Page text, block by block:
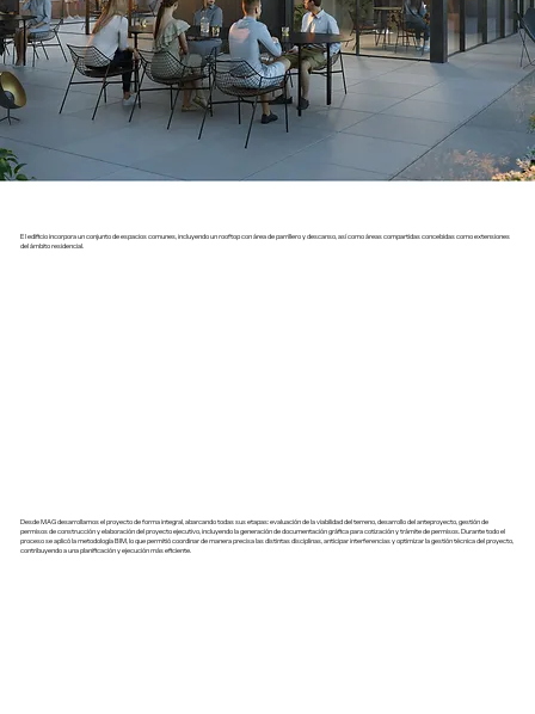
El edificio incorpora un conjunto de espacios comunes, incluyendo un rooftop con área de parrillero y descanso, así como áreas compartidas concebidas como extensiones
del ámbito residencial.
Desde MAG desarrollamos el proyecto de forma integral, abarcando todas sus etapas: evaluación de la viabilidad del terreno, desarrollo del anteproyecto, gestión de
permisos de construcción y elaboración del proyecto ejecutivo, incluyendo la generación de documentación gráfica para cotización y trámite de permisos. Durante todo el
proceso se aplicó la metodología BIM, lo que permitió coordinar de manera precisa las distintas disciplinas, anticipar interferencias y optimizar la gestión técnica del proyecto,
contribuyendo a una planificación y ejecución más eficiente.